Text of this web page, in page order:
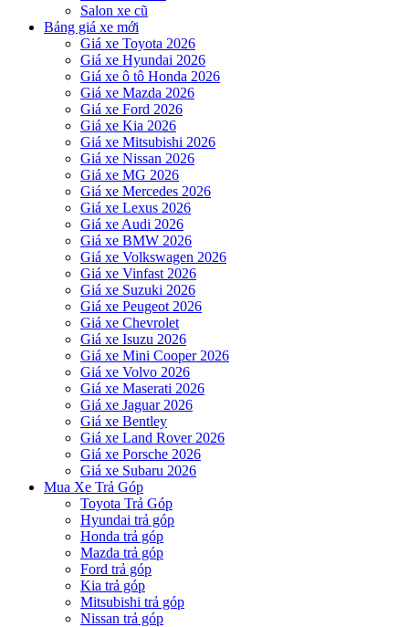
Salon xe cũ
Bảng giá xe mới
Giá xe Toyota 2026
Giá xe Hyundai 2026
Giá xe ô tô Honda 2026
Giá xe Mazda 2026
Giá xe Ford 2026
Giá xe Kia 2026
Giá xe Mitsubishi 2026
Giá xe Nissan 2026
Giá xe MG 2026
Giá xe Mercedes 2026
Giá xe Lexus 2026
Giá xe Audi 2026
Giá xe BMW 2026
Giá xe Volkswagen 2026
Giá xe Vinfast 2026
Giá xe Suzuki 2026
Giá xe Peugeot 2026
Giá xe Chevrolet
Giá xe Isuzu 2026
Giá xe Mini Cooper 2026
Giá xe Volvo 2026
Giá xe Maserati 2026
Giá xe Jaguar 2026
Giá xe Bentley
Giá xe Land Rover 2026
Giá xe Porsche 2026
Giá xe Subaru 2026
Mua Xe Trả Góp
Toyota Trả Góp
Hyundai trả góp
Honda trả góp
Mazda trả góp
Ford trả góp
Kia trả góp
Mitsubishi trả góp
Nissan trả góp